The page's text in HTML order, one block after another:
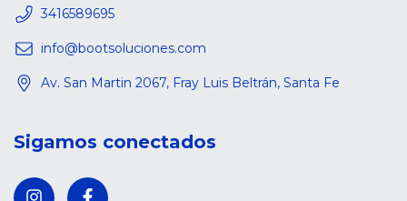
3416589695
info@bootsoluciones.com
Av. San Martin 2067, Fray Luis Beltrán, Santa Fe
Sigamos conectados